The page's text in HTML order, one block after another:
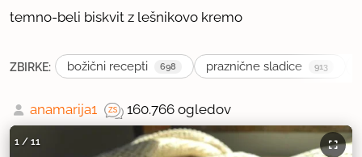
temno-beli biskvit z lešnikovo kremo
ZBIRKE: božični recepti 698 praznične sladice 913
anamarija1 160.766 ogledov
1 / 11